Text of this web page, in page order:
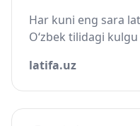
Har kuni eng sara
O‘zbek tilidagi
latifa.uz